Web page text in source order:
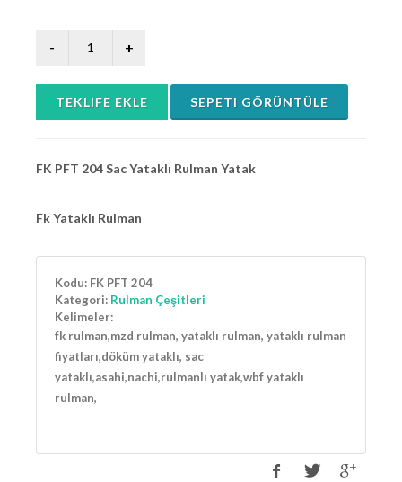
TEKLIFE EKLE SEPETI GÖRÜNTÜLE
FK PFT 204 Sac Yataklı Rulman Yatak
Fk Yataklı Rulman
Kodu: FK PFT 204
Kategori: Rulman Çeşitleri
Kelimeler:
fk rulman,mzd rulman, yataklı rulman, yataklı rulman
fiyatları,döküm yataklı, sac
yataklı,asahi,nachi,rulmanlı yatak,wbf yataklı
rulman,